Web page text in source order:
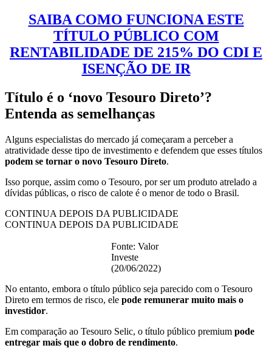
SAIBA COMO FUNCIONA ESTE
TÍTULO PÚBLICO COM
RENTABILIDADE DE 215% DO CDI E
ISENÇÃO DE IR
Título é o ‘novo Tesouro Direto’?
Entenda as semelhanças
Alguns especialistas do mercado já começaram a perceber a
atratividade desse tipo de investimento e defendem que esses títulos
podem se tornar o novo Tesouro Direto.
Isso porque, assim como o Tesouro, por ser um produto atrelado a
dívidas públicas, o risco de calote é o menor de todo o Brasil.
CONTINUA DEPOIS DA PUBLICIDADE
CONTINUA DEPOIS DA PUBLICIDADE
Fonte: Valor
Investe
(20/06/2022)
No entanto, embora o título público seja parecido com o Tesouro
Direto em termos de risco, ele pode remunerar muito mais o
investidor.
Em comparação ao Tesouro Selic, o título público premium pode
entregar mais que o dobro de rendimento.